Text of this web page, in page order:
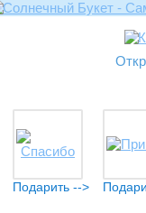
Подарить -->